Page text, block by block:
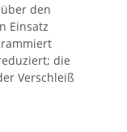
den
Einsatz
die
Verschleiß